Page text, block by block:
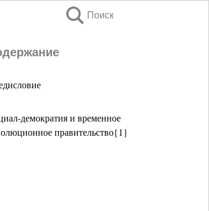
Поиск
демократия и временное
правительство{1}